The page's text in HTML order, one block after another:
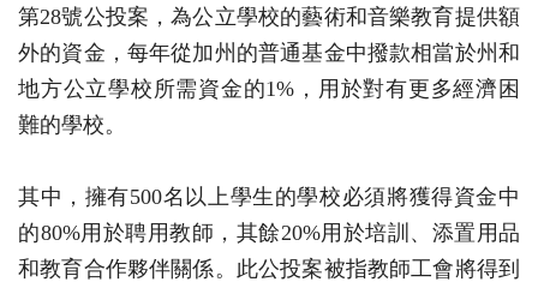
第28號公投案，為公立學校的藝術和音樂教育提供額
外的資金，每年從加州的普通基金中撥款相當於州和
地方公立學校所需資金的1%，用於對有更多經濟困
難的學校。
其中，擁有500名以上學生的學校必須將獲得資金中
的80%用於聘用教師，其餘20%用於培訓、添置用品
和教育合作夥伴關係。此公投案被指教師工會將得到